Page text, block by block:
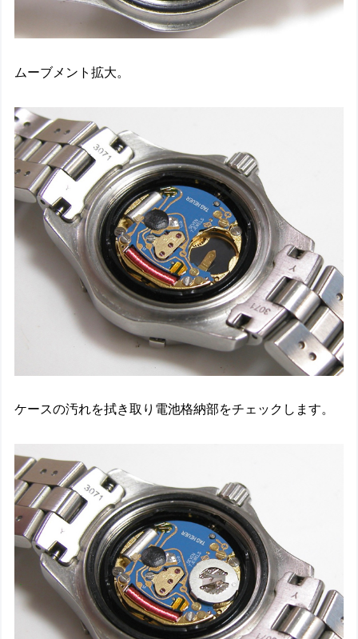
ムーブメント拡大。
ケースの汚れを拭き取り電池格納部をチェックします。